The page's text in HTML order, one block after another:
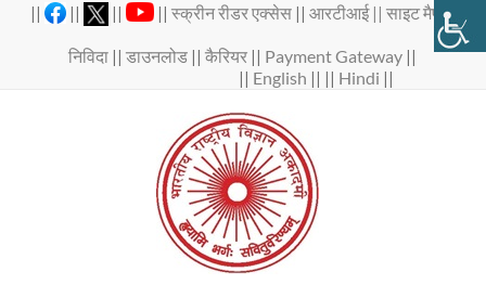
|| || || ||स्क्रीन रीडर एक्सेस ||आरटीआई ||साइट मैप||
निविदा ||डाउनलोड ||कैरियर || Payment Gateway ||
|| English || || Hindi ||